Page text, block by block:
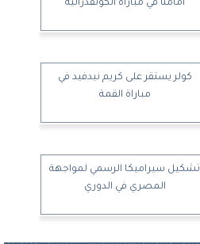
أمامنا في مباراة الكونفدرالية
كولر يستقر على كريم نيدفيد في
مباراة القمة
تشكيل سيراميكا الرسمي لمواجهة
المصري في الدوري